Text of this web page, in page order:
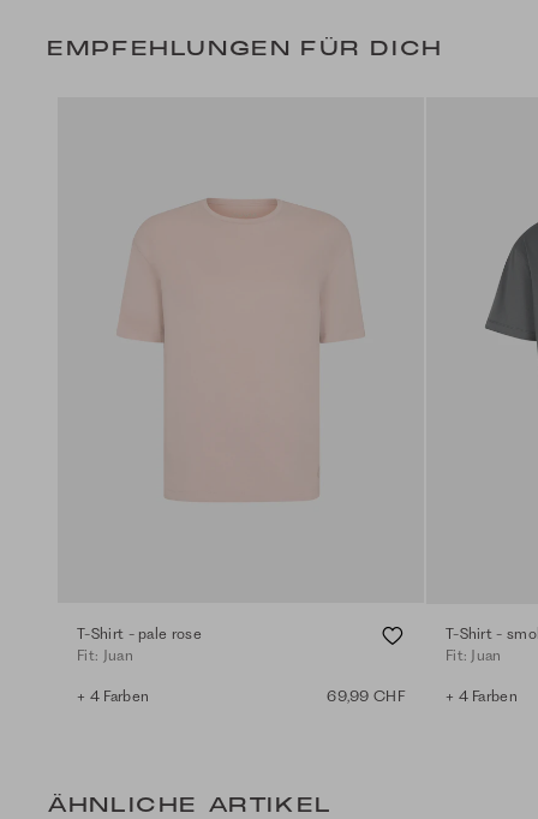
EMPFEHLUNGEN FÜR DICH
T-Shirt - pale rose
Fit: Juan
+ 4 Farben 69,99 CHF
T-Shirt -
Fit: Juan
+ 4 Farben
ÄHNLICHE ARTIKEL